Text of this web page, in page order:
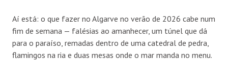
Aí está: o que fazer no Algarve no verão de 2026 cabe num
fim de semana — falésias ao amanhecer, um túnel que dá
para o paraíso, remadas dentro de uma catedral de pedra,
flamingos na ria e duas mesas onde o mar manda no menu.